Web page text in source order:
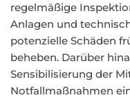
regelmäßige
Anlagen und
potenzielle Schäden
beheben. Darüber
Sensibilisierung der
Notfallmaßnahmen